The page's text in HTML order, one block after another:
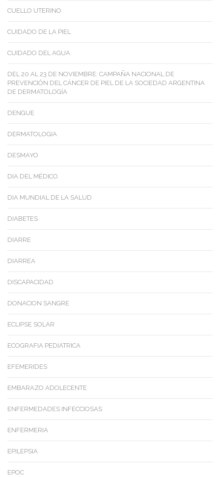
CUELLO UTERINO
CUIDADO DE LA PIEL
CUIDADO DEL AGUA
DEL 20 AL 23 DE NOVIEMBRE: CAMPAÑA NACIONAL DE
PREVENCIÓN DEL CÁNCER DE PIEL DE LA SOCIEDAD ARGENTINA
DE DERMATOLOGÍA
DENGUE
DERMATOLOGIA
DESMAYO
DIA DEL MÉDICO
DIA MUNDIAL DE LA SALUD
DIABETES
DIARRE
DIARREA
DISCAPACIDAD
DONACION SANGRE
ECLIPSE SOLAR
ECOGRAFIA PEDIATRICA
EFEMERIDES
EMBARAZO ADOLECENTE
ENFERMEDADES INFECCIOSAS
ENFERMERIA
EPILEPSIA
EPOC